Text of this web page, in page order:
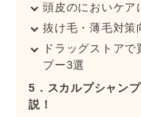
頭皮のにおいケア
抜け毛・薄毛対策
ドラッグストア
プー3選
5．スカルプシャン
説！